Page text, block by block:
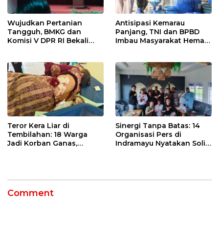
Wujudkan Pertanian
Tangguh, BMKG dan
Komisi V DPR RI Bekali
Antisipasi Kemarau
Panjang, TNI dan BPBD
Imbau Masyarakat Hemat
Teror Kera Liar di
Tembilahan: 18 Warga
Jadi Korban Ganas,
Sinergi Tanpa Batas: 14
Organisasi Pers di
Indramayu Nyatakan Solid
Comment